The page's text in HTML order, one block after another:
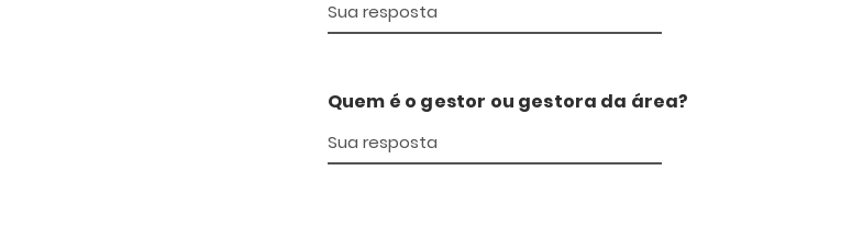
Quem é o gestor ou gestora da área?